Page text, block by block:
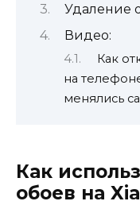
Удаление
Видео:
Как
на
менялись
Как
обоев на